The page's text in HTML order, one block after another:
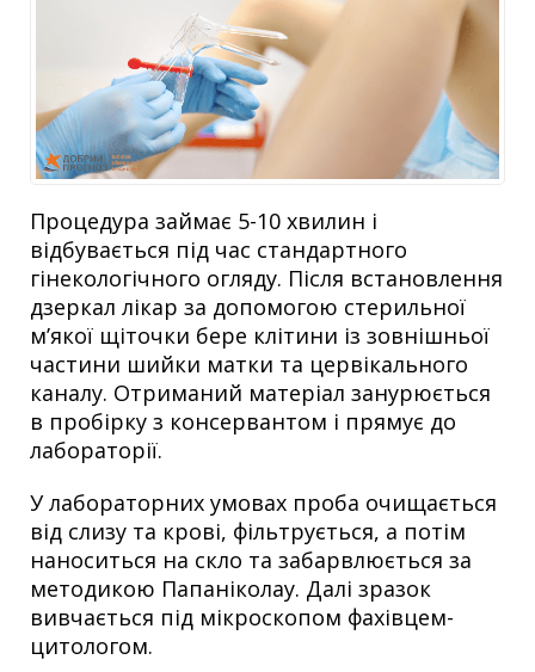
Процедура займає 5-10 хвилин і
відбувається під час стандартного
гінекологічного огляду. Після встановлення
дзеркал лікар за допомогою стерильної
м’якої щіточки бере клітини із зовнішньої
частини шийки матки та цервікального
каналу. Отриманий матеріал занурюється
в пробірку з консервантом і прямує до
лабораторії.
У лабораторних умовах проба очищається
від слизу та крові, фільтрується, а потім
наноситься на скло та забарвлюється за
методикою Папаніколау. Далі зразок
вивчається під мікроскопом фахівцем-
цитологом.